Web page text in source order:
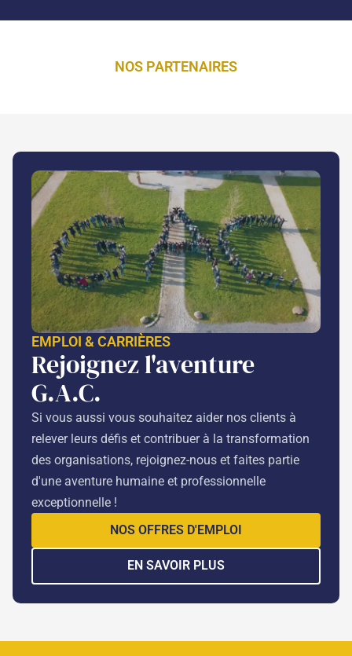
NOS PARTENAIRES
EMPLOI & CARRIÈRES
Rejoignez l'aventure
G.A.C.
Si vous aussi vous souhaitez aider nos clients à
relever leurs défis et contribuer à la transformation
des organisations, rejoignez-nous et faites partie
d'une aventure humaine et professionnelle
exceptionnelle !
NOS OFFRES D'EMPLOI
EN SAVOIR PLUS